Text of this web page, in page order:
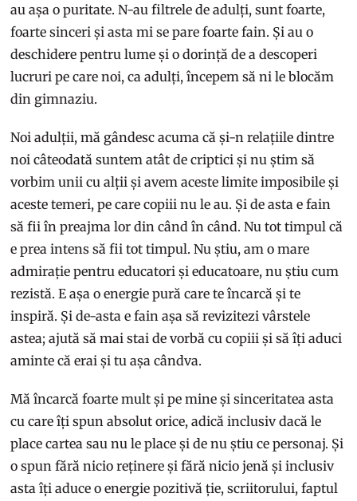
au așa o puritate. N-au filtrele de adulți, sunt foarte,
foarte sinceri și asta mi se pare foarte fain. Și au o
deschidere pentru lume și o dorință de a descoperi
lucruri pe care noi, ca adulți, începem să ni le blocăm
din gimnaziu.
Noi adulții, mă gândesc acuma că și-n relațiile dintre
noi câteodată suntem atât de criptici și nu știm să
vorbim unii cu alții și avem aceste limite imposibile și
aceste temeri, pe care copiii nu le au. Și de asta e fain
să fii în preajma lor din când în când. Nu tot timpul că
e prea intens să fii tot timpul. Nu știu, am o mare
admirație pentru educatori și educatoare, nu știu cum
rezistă. E așa o energie pură care te încarcă și te
inspiră. Și de-asta e fain așa să revizitezi vârstele
astea; ajută să mai stai de vorbă cu copiii și să îți aduci
aminte că erai și tu așa cândva.
Mă încarcă foarte mult și pe mine și sinceritatea asta
cu care îți spun absolut orice, adică inclusiv dacă le
place cartea sau nu le place și de nu știu ce personaj. Și
o spun fără nicio reținere și fără nicio jenă și inclusiv
asta îți aduce o energie pozitivă ție, scriitorului, faptul